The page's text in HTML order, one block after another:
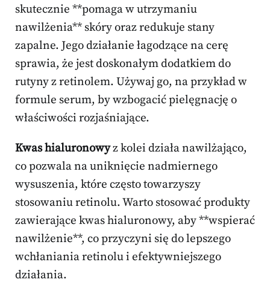
skutecznie **pomaga w utrzymaniu
nawilżenia** skóry oraz redukuje stany
zapalne. Jego działanie łagodzące na cerę
sprawia, że jest doskonałym dodatkiem do
rutyny z retinolem. Używaj go, na przykład w
formule serum, by wzbogacić pielęgnację o
właściwości rozjaśniające.
Kwas hialuronowyz kolei działa nawilżająco,
co pozwala na uniknięcie nadmiernego
wysuszenia, które często towarzyszy
stosowaniu retinolu. Warto stosować produkty
zawierające kwas hialuronowy, aby **wspierać
nawilżenie**, co przyczyni się do lepszego
wchłaniania retinolu i efektywniejszego
działania.